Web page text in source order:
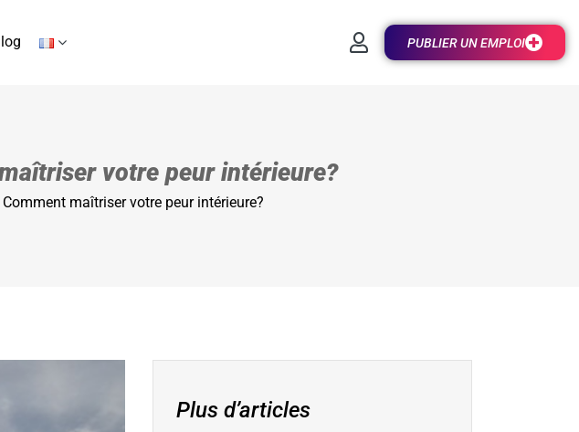
PUBLIER UN EMPLOI
votre peur intérieure?
maîtriser votre peur intérieure?
Plus d’articles